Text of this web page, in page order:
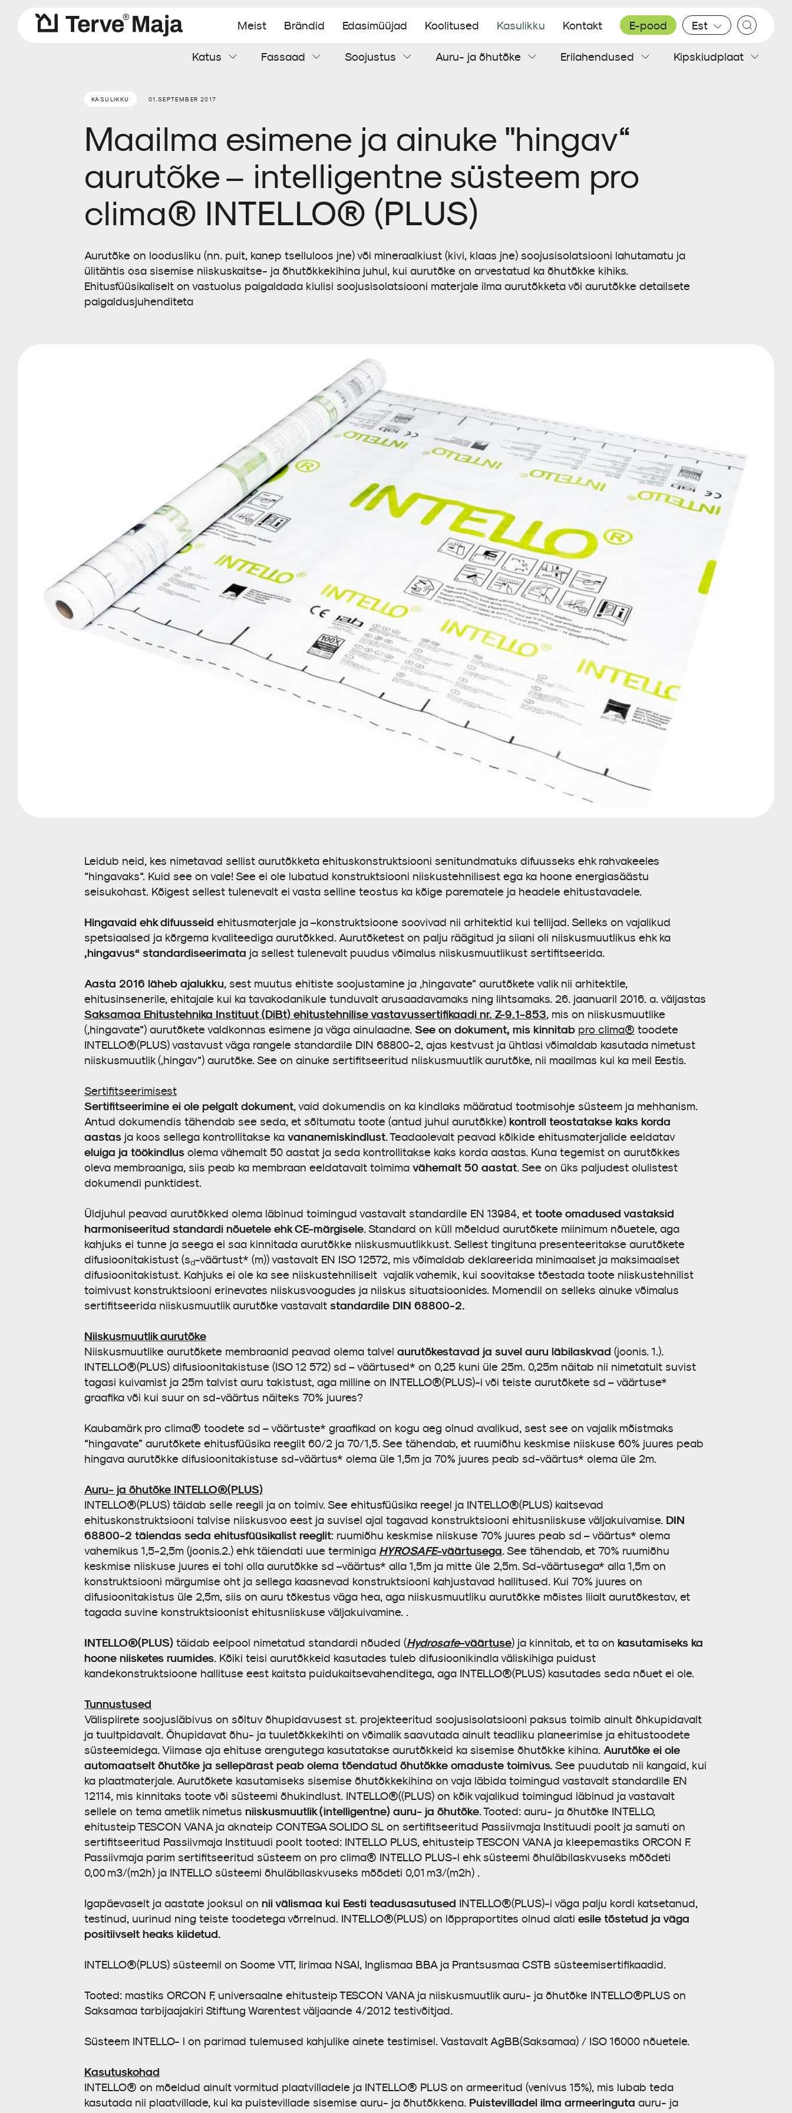
Meist Brändid Edasimüüjad Koolitused Kasulikku Kontakt E-pood Est
Katus
Tuuletõkkeplaat Tihendamistarvikud
Fassaad
Katteplaadid
Soojustus
Soojustusvill
Auru- ja õhutõke Erilahendused
Kaablimansetid
Kipskiudplaat
KipskiudplaatKASULIKKU 01.SEPTEMBER 2017
Maailma esimene ja ainuke "hingav“
aurutõke – intelligentne süsteem pro
clima® INTELLO® (PLUS)
Aurutõke on loodusliku (nn. puit, kanep tselluloos jne) või mineraalkiust (kivi, klaas jne) soojusisolatsiooni lahutamatu ja
ülitähtis osa sisemise niiskuskaitse- ja õhutõkkekihina juhul, kui aurutõke on arvestatud ka õhutõkke kihiks.
Ehitusfüüsikaliselt on vastuolus paigaldada kiulisi soojusisolatsiooni materjale ilma aurutõkketa või aurutõkke detailsete
paigaldusjuhenditeta
Leidub neid, kes nimetavad sellist aurutõkketa ehituskonstruktsiooni senitundmatuks difuusseks ehk rahvakeeles
“hingavaks“. Kuid see on vale! See ei ole lubatud konstruktsiooni niiskustehnilisest ega ka hoone energiasäästu
seisukohast. Kõigest sellest tulenevalt ei vasta selline teostus ka kõige parematele ja headele ehitustavadele.
Hingavaid ehk difuusseid ehitusmaterjale ja –konstruktsioone soovivad nii arhitektid kui tellijad. Selleks on vajalikud
spetsiaalsed ja kõrgema kvaliteediga aurutõkked. Aurutõketest on palju räägitud ja siiani oli niiskusmuutlikus ehk ka
„hingavus“ standardiseerimata ja sellest tulenevalt puudus võimalus niiskusmuutlikust sertifitseerida.
Aasta 2016 läheb ajalukku, sest muutus ehitiste soojustamine ja „hingavate“ aurutõkete valik nii arhitektile,
ehitusinsenerile, ehitajale kui ka tavakodanikule tunduvalt arusaadavamaks ning lihtsamaks. 26. jaanuaril 2016. a. väljastas
Saksamaa Ehitustehnika Instituut (DiBt) ehitustehnilise vastavussertifikaadi nr. Z-9.1-853, mis on niiskusmuutlike
(„hingavate“) aurutõkete valdkonnas esimene ja väga ainulaadne. See on dokument, mis kinnitab pro clima® toodete
INTELLO®(PLUS) vastavust väga rangele standardile DIN 68800-2, ajas kestvust ja ühtlasi võimaldab kasutada nimetust
niiskusmuutlik („hingav“) aurutõke. See on ainuke sertifitseeritud niiskusmuutlik aurutõke, nii maailmas kui ka meil Eestis.
Sertifitseerimisest
Sertifitseerimine ei ole pelgalt dokument, vaid dokumendis on ka kindlaks määratud tootmisohje süsteem ja mehhanism.
Antud dokumendis tähendab see seda, et sõltumatu toote (antud juhul aurutõkke) kontroll teostatakse kaks korda
aastas ja koos sellega kontrollitakse ka vananemiskindlust. Teadaolevalt peavad kõikide ehitusmaterjalide eeldatav
eluiga ja töökindlus olema vähemalt 50 aastat ja seda kontrollitakse kaks korda aastas. Kuna tegemist on aurutõkkes
oleva membraaniga, siis peab ka membraan eeldatavalt toimima vähemalt 50 aastat. See on üks paljudest olulistest
dokumendi punktidest.
Üldjuhul peavad aurutõkked olema läbinud toimingud vastavalt standardile EN 13984, et toote omadused vastaksid
harmoniseeritud standardi nõuetele ehk CE-märgisele. Standard on küll mõeldud aurutõkete miinimum nõuetele, aga
kahjuks ei tunne ja seega ei saa kinnitada aurutõkke niiskusmuutlikkust. Sellest tingituna presenteeritakse aurutõkete
difusioonitakistust (sd-väärtust* (m)) vastavalt EN ISO 12572, mis võimaldab deklareerida minimaalset ja maksimaalset
difusioonitakistust. Kahjuks ei ole ka see niiskustehniliselt vajalik vahemik, kui soovitakse tõestada toote niiskustehnilist
toimivust konstruktsiooni erinevates niiskusvoogudes ja niiskus situatsioonides. Momendil on selleks ainuke võimalus
sertifitseerida niiskusmuutlik aurutõke vastavalt standardile DIN 68800-2.
Niiskusmuutlik aurutõke
Niiskusmuutlike aurutõkete membraanid peavad olema talvel aurutõkestavad ja suvel auru läbilaskvad (joonis. 1.).
INTELLO®(PLUS) difusioonitakistuse (ISO 12 572) sd – väärtused* on 0,25 kuni üle 25m. 0,25m näitab nii nimetatult suvist
tagasi kuivamist ja 25m talvist auru takistust, aga milline on INTELLO®(PLUS)-i või teiste aurutõkete sd – väärtuse*
graafika või kui suur on sd-väärtus näiteks 70% juures?
Kaubamärk pro clima® toodete sd – väärtuste* graafikad on kogu aeg olnud avalikud, sest see on vajalik mõistmaks
“hingavate” aurutõkete ehitusfüüsika reeglit 60/2 ja 70/1,5. See tähendab, et ruumiõhu keskmise niiskuse 60% juures peab
hingava aurutõkke difusioonitakistuse sd-väärtus* olema üle 1,5m ja 70% juures peab sd-väärtus* olema üle 2m.
Auru- ja õhutõke INTELLO®(PLUS)
INTELLO®(PLUS) täidab selle reegli ja on toimiv. See ehitusfüüsika reegel ja INTELLO®(PLUS) kaitsevad
ehituskonstruktsiooni talvise niiskusvoo eest ja suvisel ajal tagavad konstruktsiooni ehitusniiskuse väljakuivamise. DIN
68800-2 täiendas seda ehitusfüüsikalist reeglit: ruumiõhu keskmise niiskuse 70% juures peab sd – väärtus* olema
vahemikus 1,5-2,5m (joonis.2.) ehk täiendati uue terminiga HYROSAFE-väärtusega. See tähendab, et 70% ruumiõhu
keskmise niiskuse juures ei tohi olla aurutõkke sd –väärtus* alla 1,5m ja mitte üle 2,5m. Sd-väärtusega* alla 1,5m on
konstruktsiooni märgumise oht ja sellega kaasnevad konstruktsiooni kahjustavad hallitused. Kui 70% juures on
difusioonitakistus üle 2,5m, siis on auru tõkestus väga hea, aga niiskusmuutliku aurutõkke mõistes liialt aurutõkestav, et
tagada suvine konstruktsioonist ehitusniiskuse väljakuivamine. .
INTELLO®(PLUS) täidab eelpool nimetatud standardi nõuded (Hydrosafe-väärtuse) ja kinnitab, et ta on kasutamiseks ka
hoone niisketes ruumides. Kõiki teisi aurutõkkeid kasutades tuleb difusioonikindla väliskihiga puidust
kandekonstruktsioone hallituse eest kaitsta puidukaitsevahenditega, aga INTELLO®(PLUS) kasutades seda nõuet ei ole.
Tunnustused
Välispiirete soojusläbivus on sõltuv õhupidavusest st. projekteeritud soojusisolatsiooni paksus toimib ainult õhkupidavalt
ja tuultpidavalt. Õhupidavat õhu- ja tuuletõkkekihti on võimalik saavutada ainult teadliku planeerimise ja ehitustoodete
süsteemidega. Viimase aja ehituse arengutega kasutatakse aurutõkkeid ka sisemise õhutõkke kihina. Aurutõke ei ole
automaatselt õhutõke ja sellepärast peab olema tõendatud õhutõkke omaduste toimivus. See puudutab nii kangaid, kui
ka plaatmaterjale. Aurutõkete kasutamiseks sisemise õhutõkkekihina on vaja läbida toimingud vastavalt standardile EN
12114, mis kinnitaks toote või süsteemi õhukindlust. INTELLO®((PLUS) on kõik vajalikud toimingud läbinud ja vastavalt
sellele on tema ametlik nimetus niiskusmuutlik (intelligentne) auru- ja õhutõke. Tooted: auru- ja õhutõke INTELLO,
ehitusteip TESCON VANA ja aknateip CONTEGA SOLIDO SL on sertifitseeritud Passiivmaja Instituudi poolt ja samuti on
sertifitseeritud Passiivmaja Instituudi poolt tooted: INTELLO PLUS, ehitusteip TESCON VANA ja kleepemastiks ORCON F.
Passiivmaja parim sertifitseeritud süsteem on pro clima® INTELLO PLUS-l ehk süsteemi õhuläbilaskvuseks mõõdeti
0,00 m3/(m2h) ja INTELLO süsteemi õhuläbilaskvuseks mõõdeti 0,01 m3/(m2h) .
Igapäevaselt ja aastate jooksul on nii välismaa kui Eesti teadusasutused INTELLO®(PLUS)-i väga palju kordi katsetanud,
testinud, uurinud ning teiste toodetega võrrelnud. INTELLO®(PLUS) on lõppraportites olnud alati esile tõstetud ja väga
positiivselt heaks kiidetud.
INTELLO®(PLUS) süsteemil on Soome VTT, Iirimaa NSAI, Inglismaa BBA ja Prantsusmaa CSTB süsteemisertifikaadid.
Tooted: mastiks ORCON F, universaalne ehitusteip TESCON VANA ja niiskusmuutlik auru- ja õhutõke INTELLO®PLUS on
Saksamaa tarbijaajakiri Stiftung Warentest väljaande 4/2012 testivõitjad.
Süsteem INTELLO- l on parimad tulemused kahjulike ainete testimisel. Vastavalt AgBB(Saksamaa) / ISO 16000 nõuetele.
Kasutuskohad
INTELLO® on mõeldud ainult vormitud plaatvilladele ja INTELLO® PLUS on armeeritud (venivus 15%), mis lubab teda
kasutada nii plaatvillade, kui ka puistevillade sisemise auru- ja õhutõkkena. Puistevilladel ilma armeeringuta auru- ja